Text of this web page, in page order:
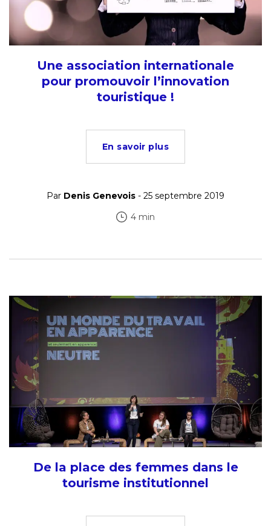
Une association internationale
pour promouvoir l’innovation
touristique !
En savoir plus
Par Denis Genevois - 25 septembre 2019
4 min
De la place des femmes dans le
tourisme institutionnel